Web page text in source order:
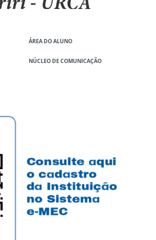
ÁREA DO ALUNO
NÚCLEO DE COMUNICAÇÃO